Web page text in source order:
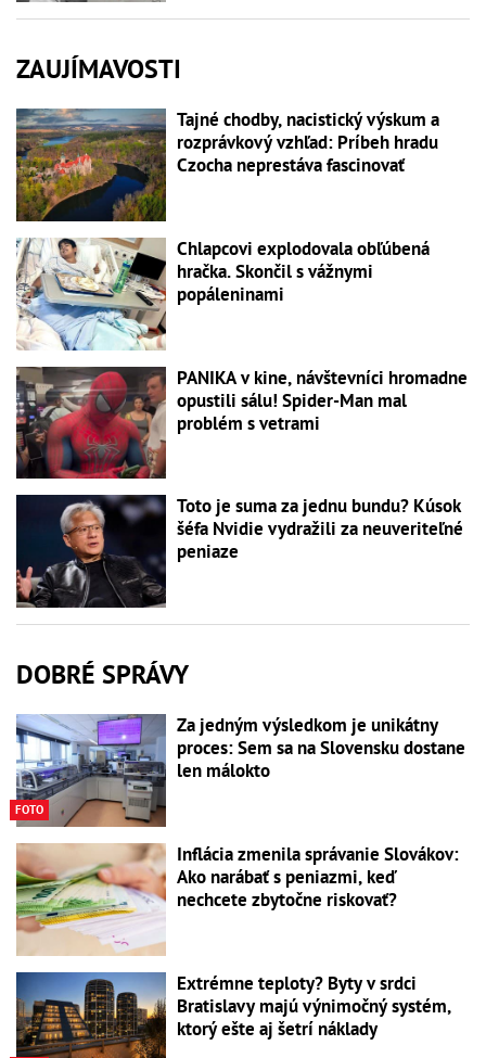
ZAUJÍMAVOSTI
Tajné chodby, nacistický výskum a
rozprávkový vzhľad: Príbeh hradu
Czocha neprestáva fascinovať
Chlapcovi explodovala obľúbená
hračka. Skončil s vážnymi
popáleninami
PANIKA v kine, návštevníci hromadne
opustili sálu! Spider-Man mal
problém s vetrami
Toto je suma za jednu bundu? Kúsok
šéfa Nvidie vydražili za neuveriteľné
peniaze
DOBRÉ SPRÁVY
FOTO
Za jedným výsledkom je unikátny
proces: Sem sa na Slovensku dostane
len málokto
Inflácia zmenila správanie Slovákov:
Ako narábať s peniazmi, keď
nechcete zbytočne riskovať?
Extrémne teploty? Byty v srdci
Bratislavy majú výnimočný systém,
ktorý ešte aj šetrí náklady